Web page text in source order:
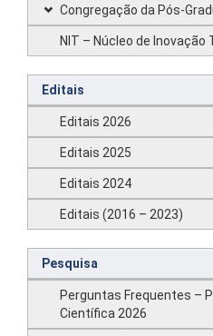
Congregação da Pós-
NIT – Núcleo de Inovação
Editais
Editais 2026
Editais 2025
Editais 2024
Editais (2016 – 2023)
Pesquisa
Perguntas Frequentes –
Científica 2026